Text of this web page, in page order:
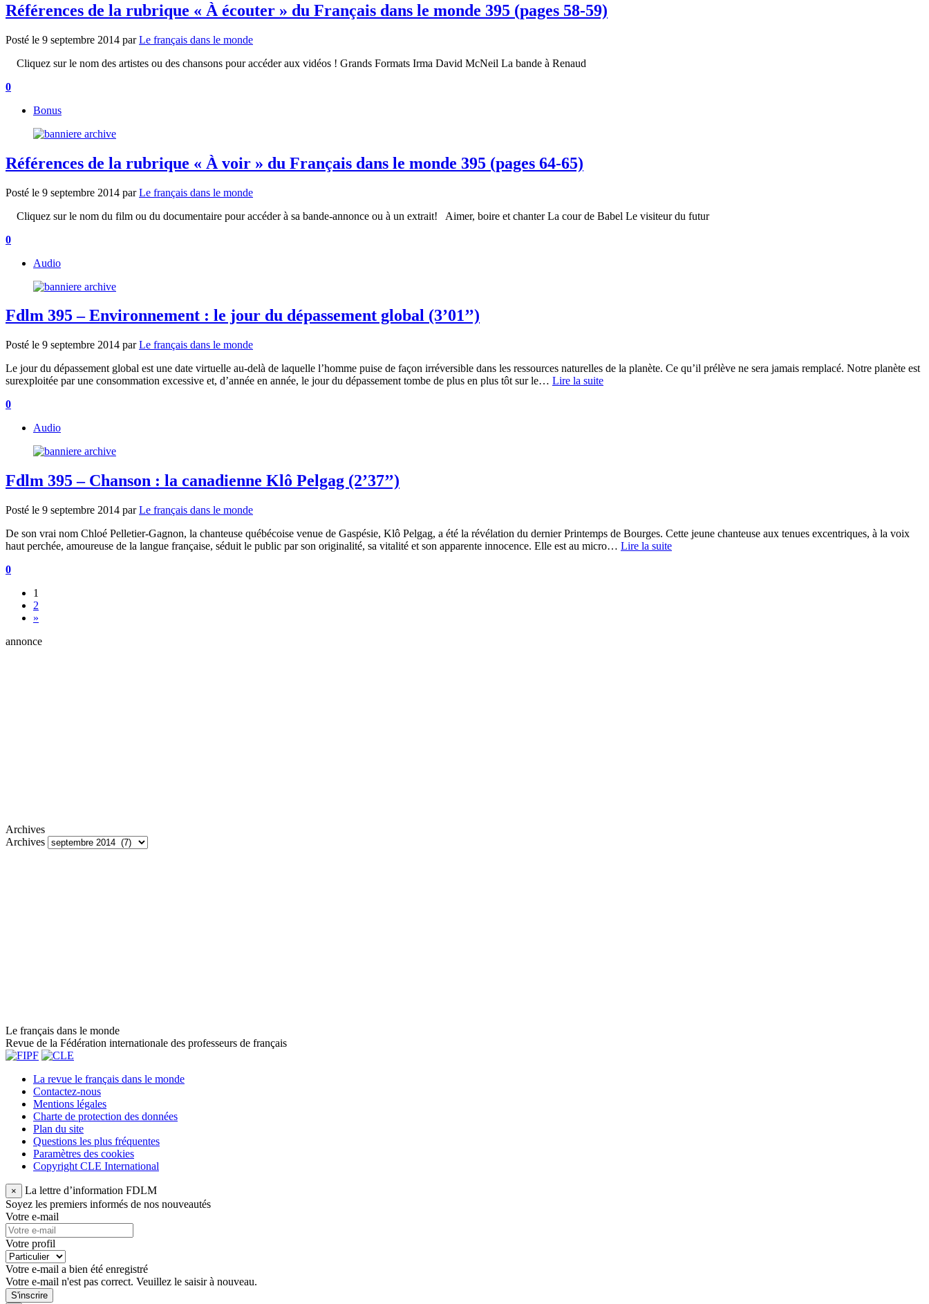
Références de la rubrique « À écouter » du Français dans le monde 395 (pages 58-59)
Posté le 9 septembre 2014 par Le français dans le monde
Cliquez sur le nom des artistes ou des chansons pour accéder aux vidéos ! Grands Formats Irma David McNeil La bande à Renaud
0
Bonus
Références de la rubrique « À voir » du Français dans le monde 395 (pages 64-65)
Posté le 9 septembre 2014 par Le français dans le monde
Cliquez sur le nom du film ou du documentaire pour accéder à sa bande-annonce ou à un extrait! Aimer, boire et chanter La cour de Babel Le visiteur du futur
0
Audio
Fdlm 395 – Environnement : le jour du dépassement global (3’01’’)
Posté le 9 septembre 2014 par Le français dans le monde
Le jour du dépassement global est une date virtuelle au-delà de laquelle l’homme puise de façon irréversible dans les ressources naturelles de la planète. Ce qu’il prélève ne sera jamais remplacé. Notre planète est
surexploitée par une consommation excessive et, d’année en année, le jour du dépassement tombe de plus en plus tôt sur le… Lire la suite
0
Audio
Fdlm 395 – Chanson : la canadienne Klô Pelgag (2’37’’)
Posté le 9 septembre 2014 par Le français dans le monde
De son vrai nom Chloé Pelletier-Gagnon, la chanteuse québécoise venue de Gaspésie, Klô Pelgag, a été la révélation du dernier Printemps de Bourges. Cette jeune chanteuse aux tenues excentriques, à la voix
haut perchée, amoureuse de la langue française, séduit le public par son originalité, sa vitalité et son apparente innocence. Elle est au micro… Lire la suite
0
1
2
»
annonce
Archives
Archives
Le français dans le monde
Revue de la Fédération internationale des professeurs de français
La revue le français dans le monde
Contactez-nous
Mentions légales
Charte de protection des données
Plan du site
Questions les plus fréquentes
Paramètres des cookies
Copyright CLE International
×
La lettre d’information FDLM
Soyez les premiers informés de nos nouveautés
Votre e-mail
Votre profil
Votre e-mail a bien été enregistré
Votre e-mail n'est pas correct. Veuillez le saisir à nouveau.
S'inscrire